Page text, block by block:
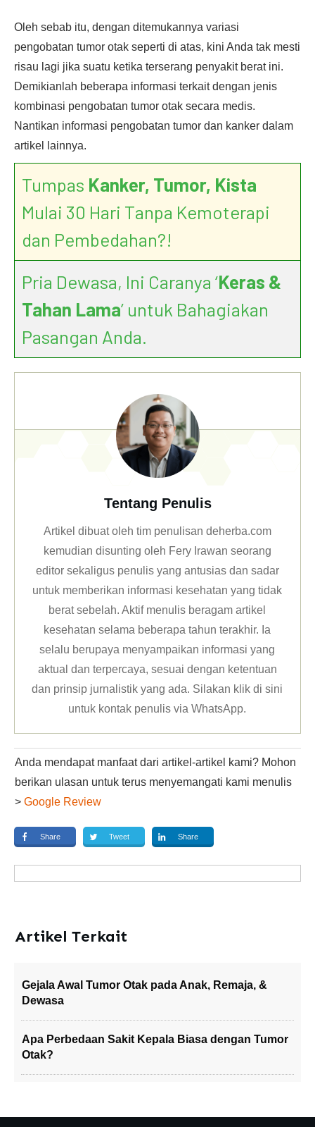
Oleh sebab itu, dengan ditemukannya variasi
pengobatan tumor otak seperti di atas, kini Anda tak mesti
risau lagi jika suatu ketika terserang penyakit berat ini.
Demikianlah beberapa informasi terkait dengan jenis
kombinasi pengobatan tumor otak secara medis.
Nantikan informasi pengobatan tumor dan kanker dalam
artikel lainnya.
Tumpas Kanker, Tumor, Kista
Mulai 30 Hari Tanpa Kemoterapi
dan Pembedahan?!
Pria Dewasa, Ini Caranya ‘Keras &
Tahan Lama’ untuk Bahagiakan
Pasangan Anda.
Tentang Penulis
Artikel dibuat oleh tim penulisan deherba.com
kemudian disunting oleh Fery Irawan seorang
editor sekaligus penulis yang antusias dan sadar
untuk memberikan informasi kesehatan yang tidak
berat sebelah. Aktif menulis beragam artikel
kesehatan selama beberapa tahun terakhir. Ia
selalu berupaya menyampaikan informasi yang
aktual dan terpercaya, sesuai dengan ketentuan
dan prinsip jurnalistik yang ada. Silakan klikdi sini
untuk kontak penulis via WhatsApp.
Anda mendapat manfaat dari artikel-artikel kami? Mohon
berikan ulasan untuk terus menyemangati kami menulis
> Google Review
Share Tweet Share
Artikel Terkait
Gejala Awal Tumor Otak pada Anak, Remaja, &
Dewasa
Apa Perbedaan Sakit Kepala Biasa dengan Tumor
Otak?